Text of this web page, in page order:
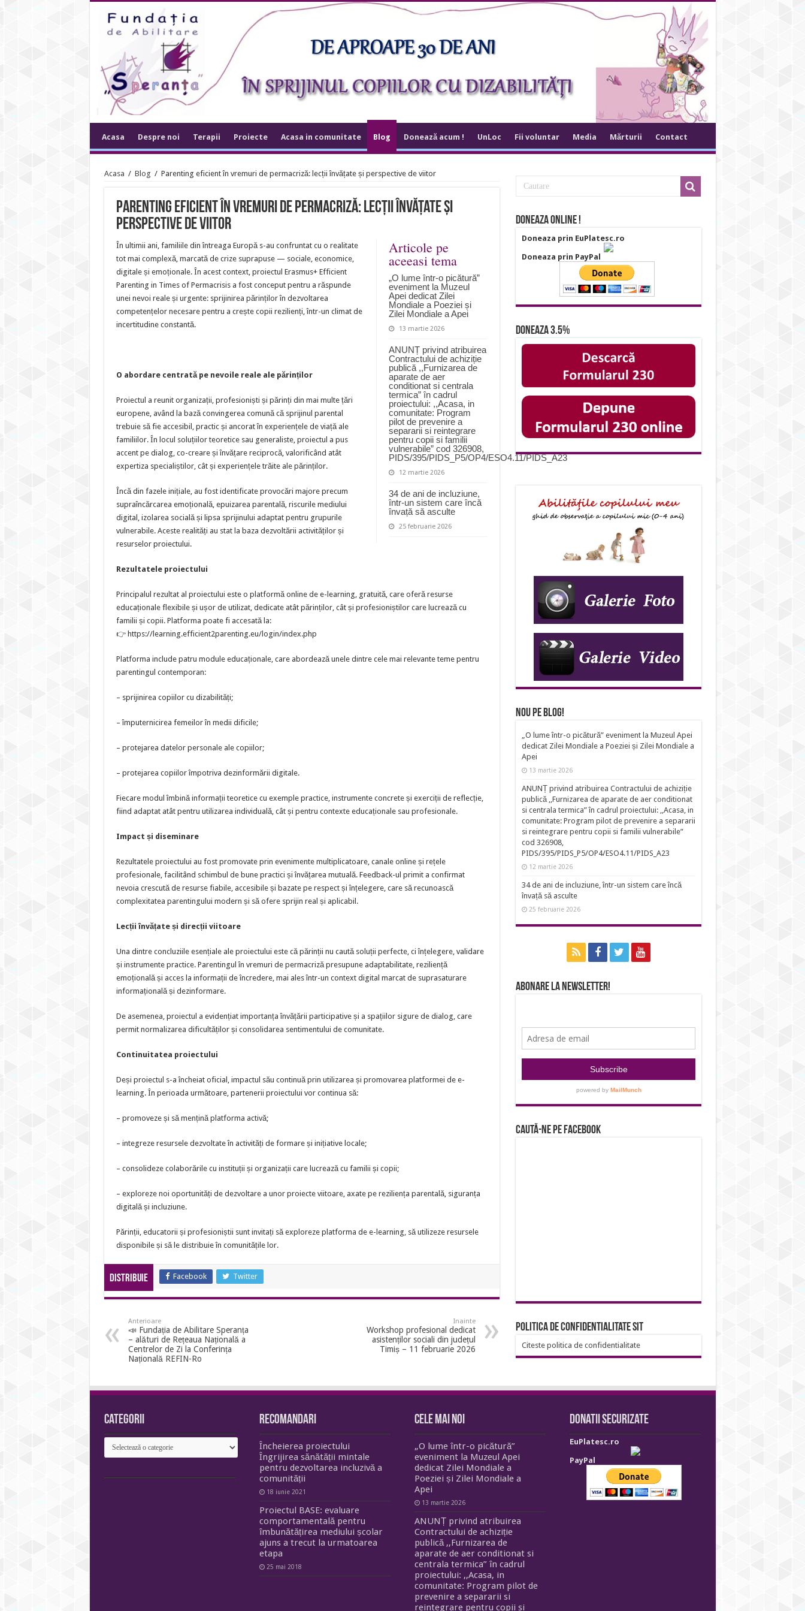
Acasa Despre noi Terapii Proiecte Acasa in comunitate Blog Donează acum ! UnLoc Fii voluntar Media Mărturii Contact
Acasa / Blog / Parenting eficient în vremuri de permacriză: lecții învățate și perspective de viitor
Parenting eficient în vremuri de permacriză: lecții învățate și
perspective de viitor
Articole pe
aceeasi tema
„O lume într-o picătură”
eveniment la Muzeul
Apei dedicat Zilei
Mondiale a Poeziei și
Zilei Mondiale a Apei
13 martie 2026
ANUNȚ privind atribuirea
Contractului de achiziție
publică ,,Furnizarea de
aparate de aer
conditionat si centrala
termica” în cadrul
proiectului: ,,Acasa, in
comunitate: Program
pilot de prevenire a
separarii si reintegrare
pentru copii si familii
vulnerabile” cod 326908,
PIDS/395/PIDS_P5/OP4/ESO4.11/PIDS_A23
12 martie 2026
34 de ani de incluziune,
într-un sistem care încă
învață să asculte
25 februarie 2026
În ultimii ani, familiile din întreaga Europă s-au confruntat cu o realitate
tot mai complexă, marcată de crize suprapuse — sociale, economice,
digitale și emoționale. În acest context, proiectul Erasmus+ Efficient
Parenting in Times of Permacrisis a fost conceput pentru a răspunde
unei nevoi reale și urgente: sprijinirea părinților în dezvoltarea
competențelor necesare pentru a crește copii rezilienți, într-un climat de
incertitudine constantă.
O abordare centrată pe nevoile reale ale părinților
Proiectul a reunit organizații, profesioniști și părinți din mai multe țări
europene, având la bază convingerea comună că sprijinul parental
trebuie să fie accesibil, practic și ancorat în experiențele de viață ale
familiilor. În locul soluțiilor teoretice sau generaliste, proiectul a pus
accent pe dialog, co-creare și învățare reciprocă, valorificând atât
expertiza specialiștilor, cât și experiențele trăite ale părinților.
Încă din fazele inițiale, au fost identificate provocări majore precum
supraîncărcarea emoțională, epuizarea parentală, riscurile mediului
digital, izolarea socială și lipsa sprijinului adaptat pentru grupurile
vulnerabile. Aceste realități au stat la baza dezvoltării activităților și
resurselor proiectului.
Rezultatele proiectului
Principalul rezultat al proiectului este o platformă online de e-learning, gratuită, care oferă resurse
educaționale flexibile și ușor de utilizat, dedicate atât părinților, cât și profesioniștilor care lucrează cu
familii și copii. Platforma poate fi accesată la:
👉 https://learning.efficient2parenting.eu/login/index.php
Platforma include patru module educaționale, care abordează unele dintre cele mai relevante teme pentru
parentingul contemporan:
– sprijinirea copiilor cu dizabilități;
– împuternicirea femeilor în medii dificile;
– protejarea datelor personale ale copiilor;
– protejarea copiilor împotriva dezinformării digitale.
Fiecare modul îmbină informații teoretice cu exemple practice, instrumente concrete și exerciții de reflecție,
fiind adaptat atât pentru utilizarea individuală, cât și pentru contexte educaționale sau profesionale.
Impact și diseminare
Rezultatele proiectului au fost promovate prin evenimente multiplicatoare, canale online și rețele
profesionale, facilitând schimbul de bune practici și învățarea mutuală. Feedback-ul primit a confirmat
nevoia crescută de resurse fiabile, accesibile și bazate pe respect și înțelegere, care să recunoască
complexitatea parentingului modern și să ofere sprijin real și aplicabil.
Lecții învățate și direcții viitoare
Una dintre concluziile esențiale ale proiectului este că părinții nu caută soluții perfecte, ci înțelegere, validare
și instrumente practice. Parentingul în vremuri de permacriză presupune adaptabilitate, reziliență
emoțională și acces la informații de încredere, mai ales într-un context digital marcat de suprasaturare
informațională și dezinformare.
De asemenea, proiectul a evidențiat importanța învățării participative și a spațiilor sigure de dialog, care
permit normalizarea dificultăților și consolidarea sentimentului de comunitate.
Continuitatea proiectului
Deși proiectul s-a încheiat oficial, impactul său continuă prin utilizarea și promovarea platformei de e-
learning. În perioada următoare, partenerii proiectului vor continua să:
– promoveze și să mențină platforma activă;
– integreze resursele dezvoltate în activități de formare și inițiative locale;
– consolideze colaborările cu instituții și organizații care lucrează cu familii și copii;
– exploreze noi oportunități de dezvoltare a unor proiecte viitoare, axate pe reziliența parentală, siguranța
digitală și incluziune.
Părinții, educatorii și profesioniștii sunt invitați să exploreze platforma de e-learning, să utilizeze resursele
disponibile și să le distribuie în comunitățile lor.
Distribuie Facebook Twitter
Anterioare
📣 Fundația de Abilitare Speranța
– alături de Rețeaua Națională a
Centrelor de Zi la Conferința
Națională REFIN-Ro
Inainte
Workshop profesional dedicat
asistenților sociali din județul
Timiș – 11 februarie 2026
Doneaza online !
Doneaza prin EuPlatesc.ro
Doneaza prin PayPal
Doneaza 3.5%
Nou pe Blog!
„O lume într-o picătură” eveniment la Muzeul Apei
dedicat Zilei Mondiale a Poeziei și Zilei Mondiale a
Apei
13 martie 2026
ANUNȚ privind atribuirea Contractului de achiziție
publică ,,Furnizarea de aparate de aer conditionat
si centrala termica” în cadrul proiectului: ,,Acasa, in
comunitate: Program pilot de prevenire a separarii
si reintegrare pentru copii si familii vulnerabile”
cod 326908,
PIDS/395/PIDS_P5/OP4/ESO4.11/PIDS_A23
12 martie 2026
34 de ani de incluziune, într-un sistem care încă
învață să asculte
25 februarie 2026
Abonare la newsletter!
Caută-ne pe Facebook
Politica de confidentialitate sit
Citeste politica de confidentialitate
Categorii
Categorii
Recomandari
Încheierea proiectului
Îngrijirea sănătății mintale
pentru dezvoltarea incluzivă a
comunității
18 iunie 2021
Proiectul BASE: evaluare
comportamentală pentru
îmbunătățirea mediului școlar
ajuns a trecut la urmatoarea
etapa
25 mai 2018
Cele mai noi
„O lume într-o picătură”
eveniment la Muzeul Apei
dedicat Zilei Mondiale a
Poeziei și Zilei Mondiale a
Apei
13 martie 2026
ANUNȚ privind atribuirea
Contractului de achiziție
publică ,,Furnizarea de
aparate de aer conditionat si
centrala termica” în cadrul
proiectului: ,,Acasa, in
comunitate: Program pilot de
prevenire a separarii si
reintegrare pentru copii si
Donatii securizate
EuPlatesc.ro
PayPal